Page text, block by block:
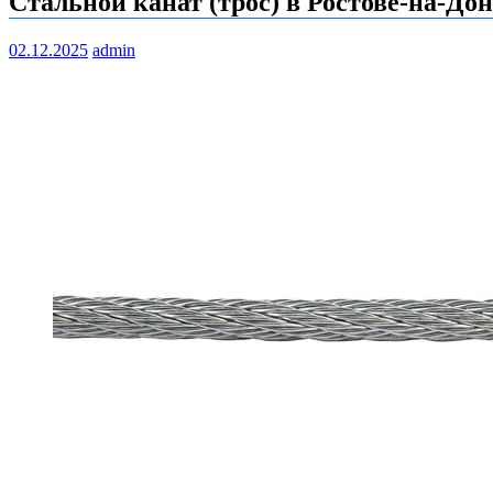
02.12.2025 admin